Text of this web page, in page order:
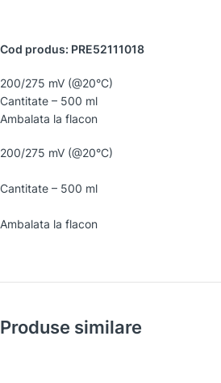
Cod produs: PRE52111018
200/275 mV (@20°C)
Cantitate – 500 ml
Ambalata la flacon
200/275 mV (@20°C)
Cantitate – 500 ml
Ambalata la flacon
Produse similare